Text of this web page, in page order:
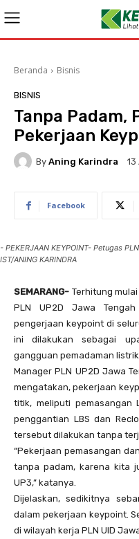
Beranda Bisnis
BISNIS
Tanpa Padam,
Pekerjaan
By Aning Karindra
Facebook
- PEKERJAAN KEYPOINT- Petugas
IST/ANING KARINDRA
SEMARANG- Terhitung
PLN UP2D Jawa
pengerjaan keypoint di
ini dilakukan sebagai
gangguan pemadaman
Manager PLN UP2D Jawa
mengatakan, pekerjaan
titik, meliputi pemasangan
penggantian LBS dan
tersebut dilakukan tanpa
“Pekerjaan pemasangan
tanpa padam, karena kita
UP3,” katanya.
Dijelaskan, sedikitnya
dalam pekerjaan keypoint.
di wilayah kerja PLN UID